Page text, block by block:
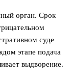
орган. Срок
суде
этапе подача
выдворение.